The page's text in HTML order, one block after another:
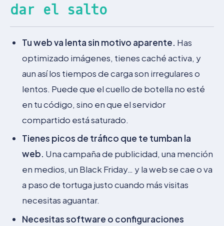
dar el salto
Tu web va lenta sin motivo aparente. Has
optimizado imágenes, tienes caché activa, y
aun así los tiempos de carga son irregulares o
lentos. Puede que el cuello de botella no esté
en tu código, sino en que el servidor
compartido está saturado.
Tienes picos de tráfico que te tumban la
web. Una campaña de publicidad, una mención
en medios, un Black Friday… y la web se cae o va
a paso de tortuga justo cuando más visitas
necesitas aguantar.
Necesitas software o configuraciones